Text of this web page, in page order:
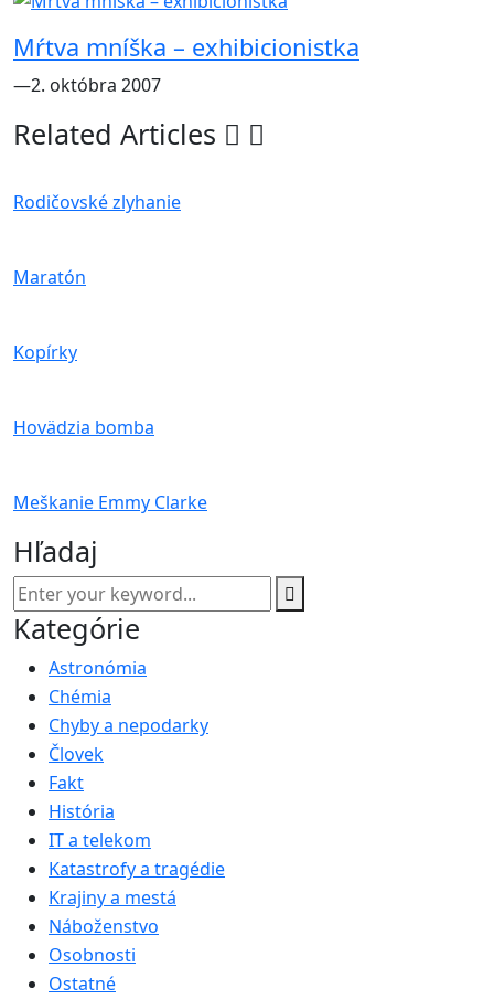
Mŕtva mníška – exhibicionistka
―2. októbra 2007
Related Articles
Rodičovské zlyhanie
Maratón
Kopírky
Hovädzia bomba
Meškanie Emmy Clarke
Hľadaj
Kategórie
Astronómia
Chémia
Chyby a nepodarky
Človek
Fakt
História
IT a telekom
Katastrofy a tragédie
Krajiny a mestá
Náboženstvo
Osobnosti
Ostatné